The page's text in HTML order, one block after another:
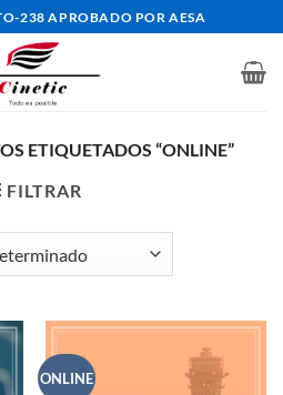
238 APROBADO POR AESA
ETIQUETADOS “ONLINE”
FILTRAR
ONLINE